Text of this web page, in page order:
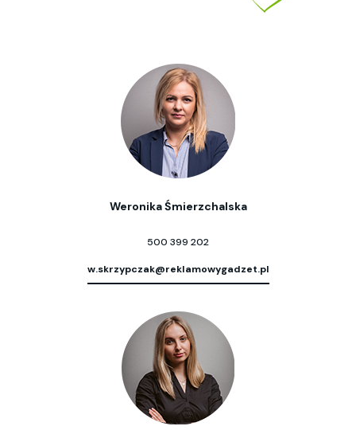
Weronika Śmierzchalska
500 399 202
w.skrzypczak@reklamowygadzet.pl